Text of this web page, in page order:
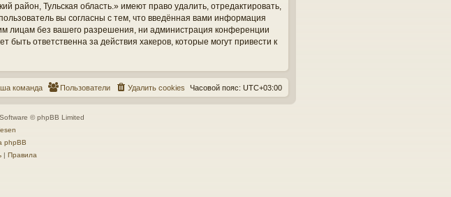
Тульская область.» имеют право удалить, отредактировать,
вы согласны с тем, что введённая вами информация
лицам без вашего разрешения, ни администрация конференции
ответственна за действия хакеров, которые могут привести к
Часовой пояс: UTC+03:00
Удалить cookies
Пользователи
команда
© phpBB Limited
phpBB
| Правила